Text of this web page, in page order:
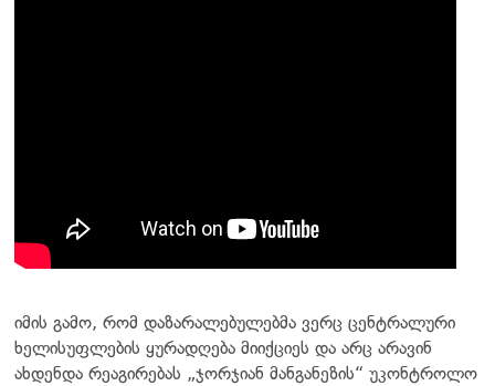
იმის გამო, რომ დაზარალებულებმა ვერც ცენტრალური
ხელისუფლების ყურადღება მიიქციეს და არც არავინ
ახდენდა რეაგირებას „ჯორჯიან მანგანეზის“ უკონტროლო